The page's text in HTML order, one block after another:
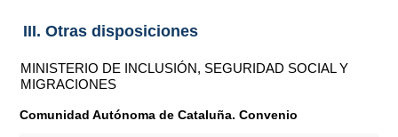
III. Otras disposiciones
MINISTERIO DE INCLUSIÓN, SEGURIDAD SOCIAL Y
MIGRACIONES
Comunidad Autónoma de Cataluña. Convenio